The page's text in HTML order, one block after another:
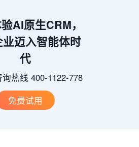
AI原生CRM，
迈入智能体时
代
热线 400-1122-778
免费试用